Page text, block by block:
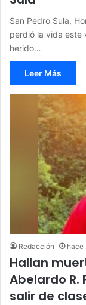
San Pedro Sula,
perdió la vida este
herido…
Leer Más
Redacción hace
Hallan
Abelardo
salir de